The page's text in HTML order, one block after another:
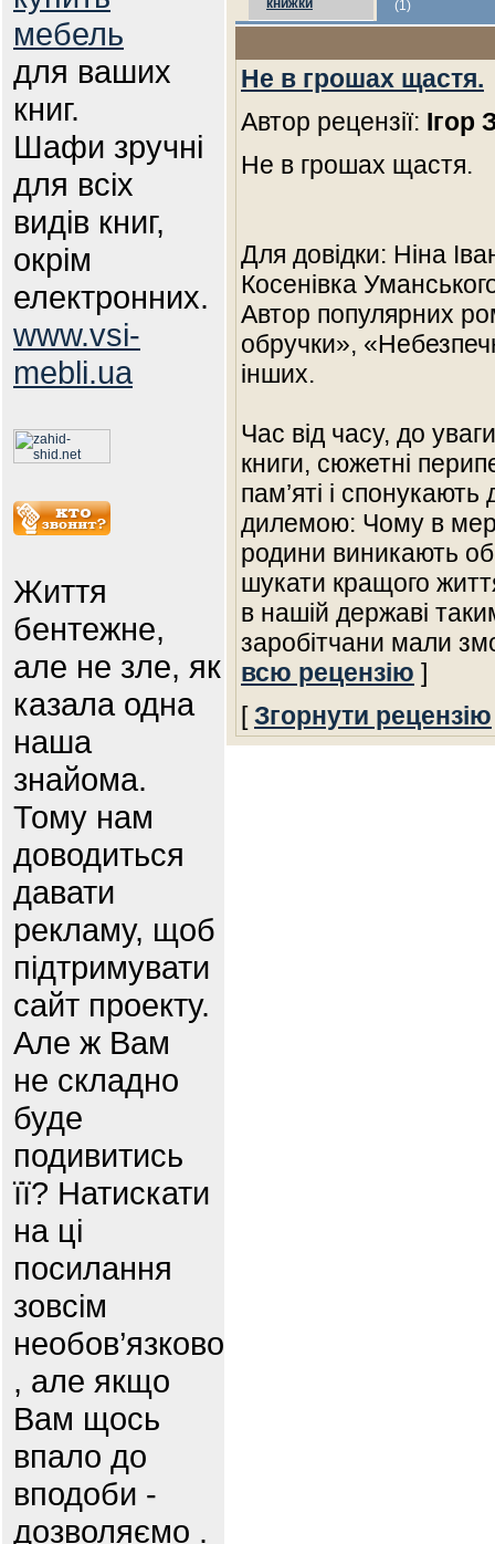
мебель
для ваших
книг.
Шафи зручні
для всіх
видів книг,
окрім
електронних.
www.vsi-
mebli.ua
Життя
бентежне,
але не зле, як
казала одна
наша
знайома.
Тому нам
доводиться
давати
рекламу, щоб
підтримувати
сайт проекту.
Але ж Вам
не складно
буде
подивитись
її? Натискати
на ці
посилання
зовсім
необов’язково
, але якщо
Вам щось
впало до
вподоби -
дозволяємо .
книжки
(1)
Не в грошах щастя.
Автор рецензії: Ігор
Не в грошах щастя.
Для довідки: Ніна
Косенівка
Автор популярних
обручки»,
інших.
Час від часу, до
книги, сюжетні
пам’яті і
дилемою: Чому в
родини виникають
шукати кращого
в нашій державі
заробітчани мали
всю рецензію ]
[Згорнути рецензію